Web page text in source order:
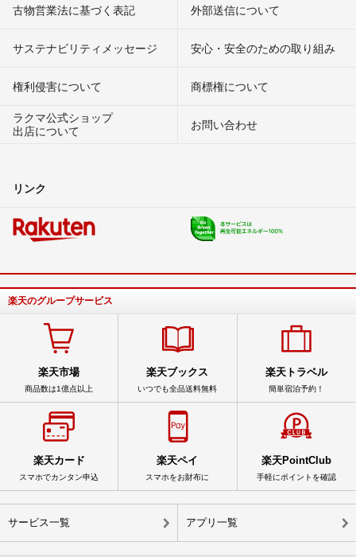
古物営業法に基づく表記 外部送信について
サステナビリティメッセージ 安心・安全のための取り組み
権利侵害について
商標権について
ラクマ公式ショップ
出店について
お問い合わせ
リンク
楽天のグループサービス
楽天市場
商品数は1億点以上
楽天ブックス
いつでも全品送料無料
楽天トラベル
簡単宿泊予約！
楽天カード
スマホでカンタン申込
楽天ペイ
スマホをお財布に
楽天PointClub
手軽にポイントを確認
サービス一覧 アプリ一覧